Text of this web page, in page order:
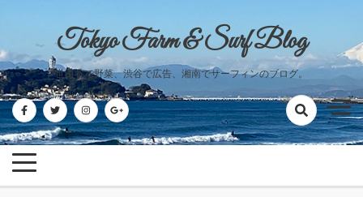
content
Tokyo Farm & Surf Blog
世田谷で野菜、渋谷で広告、湘南でサーフィンのブログ。